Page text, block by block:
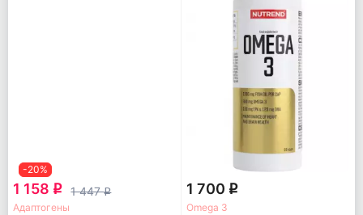
-20%
1 158 q 1 447q
Адаптогены
1 700 q
Omega 3